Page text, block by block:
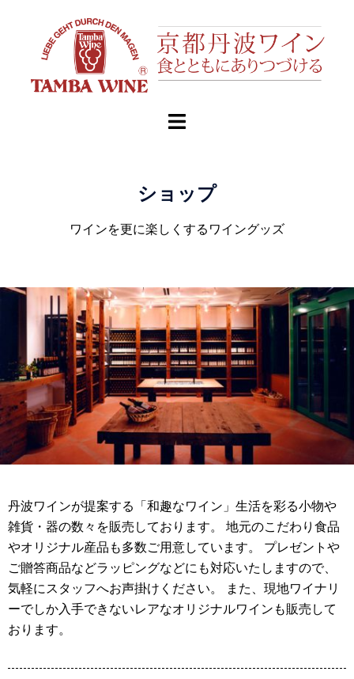
ショップ
ワインを更に楽しくするワイングッズ
丹波ワインが提案する「和趣なワイン」生活を彩る小物や
雑貨・器の数々を販売しております。 地元のこだわり食品
やオリジナル産品も多数ご用意しています。 プレゼントや
ご贈答商品などラッピングなどにも対応いたしますので、
気軽にスタッフへお声掛けください。 また、現地ワイナリ
ーでしか入手できないレアなオリジナルワインも販売して
おります。